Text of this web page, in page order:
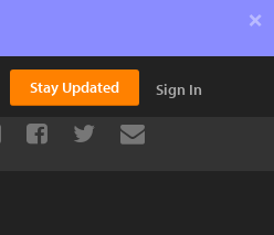
×
Stay Updated Sign In